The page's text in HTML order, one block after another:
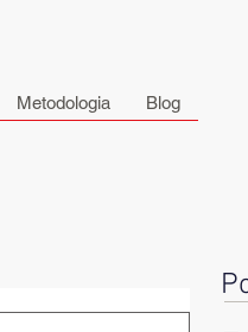
Metodologia Blog